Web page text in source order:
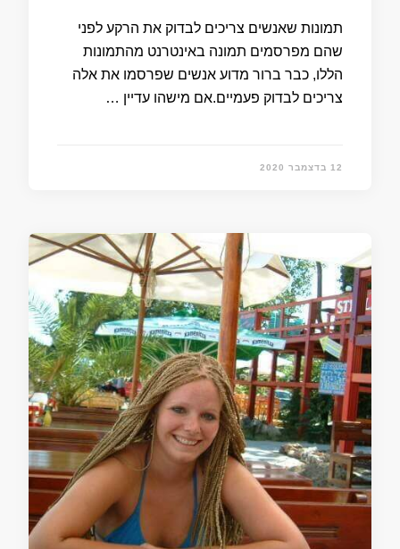
תמונות שאנשים צריכים לבדוק את הרקע לפני
שהם מפרסמים תמונה באינטרנט מהתמונות
הללו, כבר ברור מדוע אנשים שפרסמו את אלה
צריכים לבדוק פעמיים.אם מישהו עדיין …
12 בדצמבר 2020